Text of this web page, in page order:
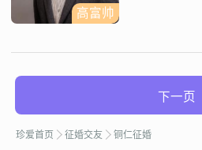
高富帅
下一页
珍爱首页 征婚交友 铜仁征婚